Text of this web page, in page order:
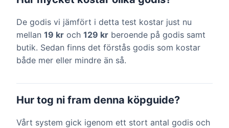
De godis vi jämfört i detta test kostar just nu
mellan 19 kr och 129 kr beroende på godis samt
butik. Sedan finns det förstås godis som kostar
både mer eller mindre än så.
Hur tog ni fram denna köpguide?
Vårt system gick igenom ett stort antal godis och